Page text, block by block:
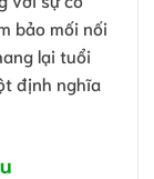
bảo mối nối
lại tuổi
định nghĩa